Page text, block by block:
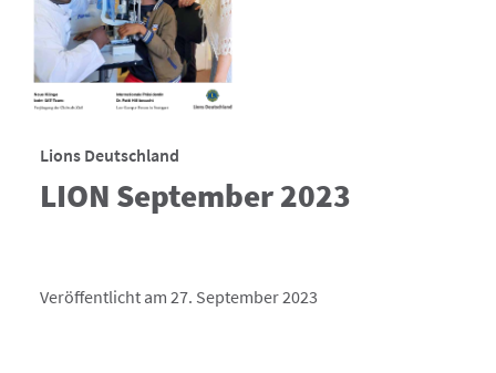
Lions Deutschland
LION September 2023
Veröffentlicht am 27. September 2023